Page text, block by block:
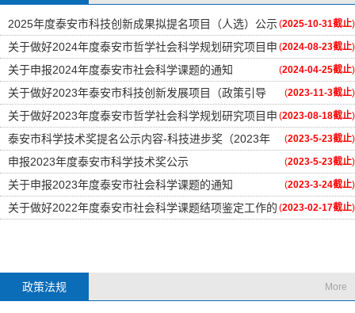
(2025-10-31截止)
2025年度泰安市科技创新成果拟提名项目（人选）公示
(2024-08-23截止)
关于做好2024年度泰安市哲学社会科学规划研究项目申
报工作的通知
(2024-04-25截止)
关于申报2024年度泰安市社会科学课题的通知
(2023-11-3截止)
关于做好2023年泰安市科技创新发展项目（政策引导
类）申报的通知
(2023-08-18截止)
关于做好2023年度泰安市哲学社会科学规划研究项目申
报工作的通知
(2023-5-23截止)
泰安市科学技术奖提名公示内容-科技进步奖（2023年
度）
(2023-5-23截止)
申报2023年度泰安市科学技术奖公示
(2023-3-24截止)
关于申报2023年度泰安市社会科学课题的通知
(2023-02-17截止)
关于做好2022年度泰安市社会科学课题结项鉴定工作的
政策法规 More